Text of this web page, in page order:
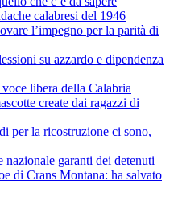
calabresi del 1946
l’impegno per la parità di
su azzardo e dipendenza
libera della Calabria
create dai ragazzi di
per la ricostruzione ci sono,
garanti dei detenuti
di Crans Montana: ha salvato